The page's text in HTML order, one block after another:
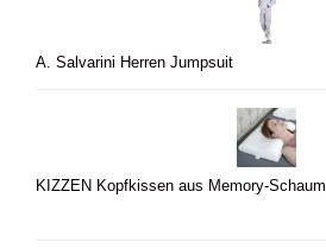
A. Salvarini Herren Jumpsuit
KIZZEN Kopfkissen aus Memory-Schaum